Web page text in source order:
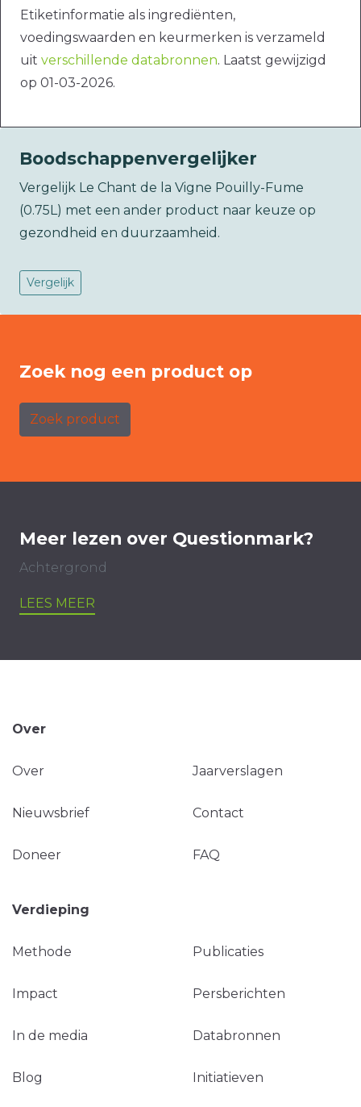
Etiketinformatie als ingrediënten,
voedingswaarden en keurmerken is verzameld
uit verschillende databronnen. Laatst gewijzigd
op 01-03-2026.
Boodschappenvergelijker
Vergelijk Le Chant de la Vigne Pouilly-Fume
(0.75L) met een ander product naar keuze op
gezondheid en duurzaamheid.
Vergelijk
Zoek nog een product op
Zoek product
Meer lezen over Questionmark?
Achtergrond
LEES MEER
Over
Over Jaarverslagen
Nieuwsbrief Contact
Doneer FAQ
Verdieping
Methode Publicaties
Impact Persberichten
In de media Databronnen
Blog Initiatieven